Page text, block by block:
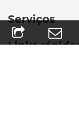
Serviços
Links